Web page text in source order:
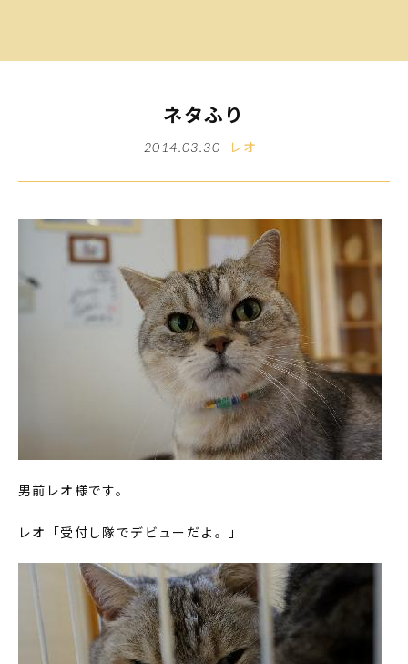
ネタふり
2014.03.30 レオ
男前レオ様です。
レオ「受付し隊でデビューだよ。」